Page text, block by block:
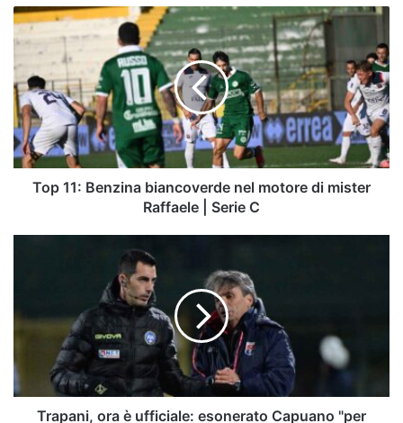
Top
11:
Benzina
biancoverde
nel
motore
di
mister
Raffaele
Top 11: Benzina biancoverde nel motore di mister
Raffaele | Serie C
esonerato
Capuano
giusta
causa"
Trapani, ora è ufficiale: esonerato Capuano "per